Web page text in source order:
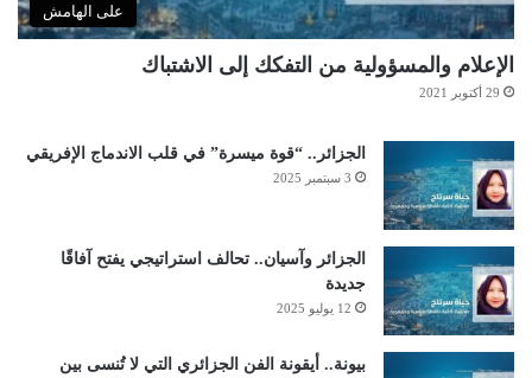
على الهامش
الإعلام والمسؤولية من التفكك إلى الاشتباك
29 أكتوبر 2021
الجزائر.. “قوة ميسرة” في قلب الاندماج الإفريقي
3 سبتمبر 2025
الجزائر وآسيان.. تحالف استراتيجي يفتح آفاقًا
جديدة
12 يوليو 2025
بيونة.. أيقونة الفن الجزائري التي لا تُنسى بين